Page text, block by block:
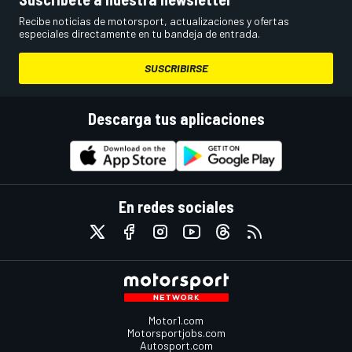
Recibe noticias de motorsport, actualizaciones y ofertas
especiales directamente en tu bandeja de entrada.
SUSCRIBIRSE
Descarga tus aplicaciones
En redes sociales
Motor1.com
Motorsportjobs.com
Autosport.com